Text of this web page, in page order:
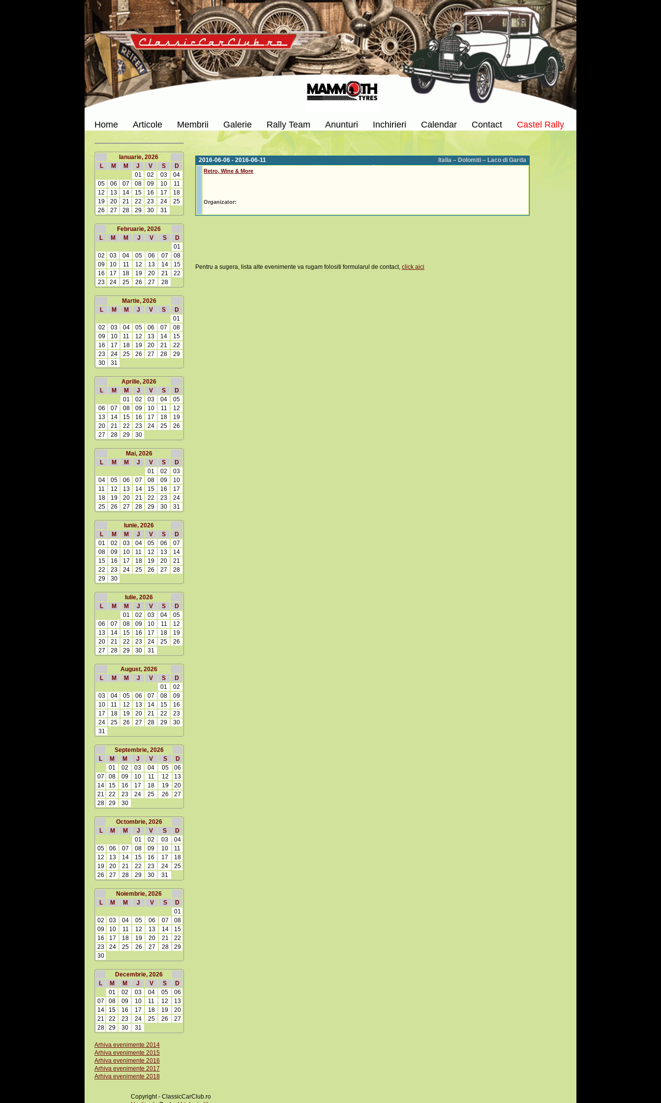
Home Articole Membrii Galerie Rally Team Anunturi Inchirieri Calendar Contact Castel Rally
Ianuarie, 2026
L
M M J V S
D
01
02 03
04
05
06 07 08 09 10
11
12
13 14 15 16 17
18
19
20 21 22 23 24
25
26
27 28 29 30 31
Februarie, 2026
L
M M J V S
D
01
02
03 04 05 06 07
08
09
10 11 12 13 14
15
16
17 18 19 20 21
22
23
24 25 26 27 28
Martie, 2026
L
M M J V S
D
01
02
03 04 05 06 07
08
09
10 11 12 13 14
15
16
17 18 19 20 21
22
23
24 25 26 27 28
29
30
31
Aprilie, 2026
L
M M J V S
D
01
02 03 04
05
06
07 08 09 10 11
12
13
14 15 16 17 18
19
20
21 22 23 24 25
26
27
28 29 30
Mai, 2026
L
M M J V S
D
01
02
03
04
05 06 07 08 09
10
11
12 13 14 15 16
17
18
19 20 21 22 23
24
25
26 27 28 29 30 31
Iunie, 2026
L
M M J V S
D
01
02 03 04 05 06
07
08
09 10 11 12 13
14
15
16 17 18 19 20
21
22
23 24 25 26 27
28
29
30
Iulie, 2026
L
M M J V S
D
01
02 03 04
05
06
07 08 09 10 11
12
13
14 15 16 17 18
19
20
21 22 23 24 25
26
27
28 29 30 31
August, 2026
L
M M J V S
D
01
02
03
04 05 06 07 08
09
10
11 12 13 14 15
16
17
18 19 20 21 22
23
24
25 26 27 28 29
30
31
Septembrie, 2026
L
M M J V S
D
01
02 03 04 05
06
07
08 09 10 11 12
13
14
15 16 17 18 19
20
21
22 23 24 25 26
27
28
29 30
Octombrie, 2026
L
M M J V S
D
01
02 03
04
05
06 07 08 09 10
11
12
13 14 15 16 17
18
19
20 21 22 23 24
25
26
27 28 29 30 31
Noiembrie, 2026
L
M M J V S
D
01
02
03 04 05 06 07
08
09
10 11 12 13 14
15
16
17 18 19 20 21
22
23
24 25 26 27 28
29
30
Decembrie, 2026
L
M M J V S
D
01
02 03 04 05
06
07
08 09 10 11 12
13
14
15 16 17 18 19
20
21
22 23 24 25 26
27
28
29 30 31
Arhiva evenimente 2014
Arhiva evenimente 2015
Arhiva evenimente 2016
Arhiva evenimente 2017
Arhiva evenimente 2018
2016-06-06 - 2016-06-11 Italia – Dolomiti – Laco di Garda
Retro, Wine & More
Organizator:
Pentru a sugera, lista alte evenimente va rugam folositi formularul de contact, click aici
Copyright - ClassicCarClub.ro